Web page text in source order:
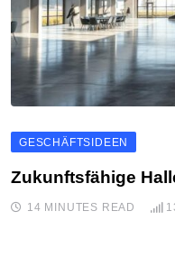
GESCHÄFTSIDEEN
Zukunftsfähige
14 MINUTES READ